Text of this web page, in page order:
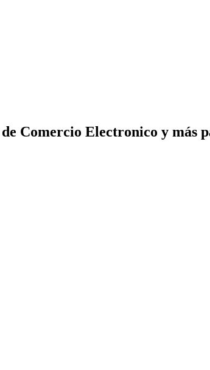
Comercio Electronico y más